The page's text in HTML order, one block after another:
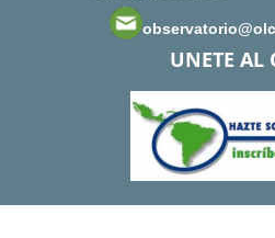
UNETE AL